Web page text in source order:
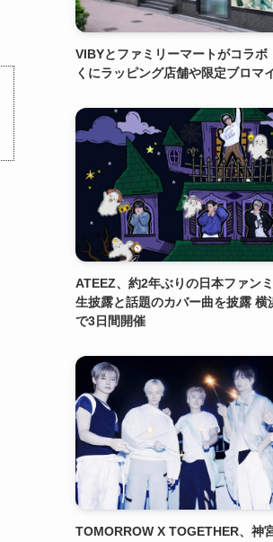
VIBYとファミリーマートがコラボ
くにラッピング店舗や限定ブロマ
ATEEZ、約2年ぶりの日本ファン
生披露と話題のカバー曲を披露 横
で3日間開催
TOMORROW X TOGETHER、神